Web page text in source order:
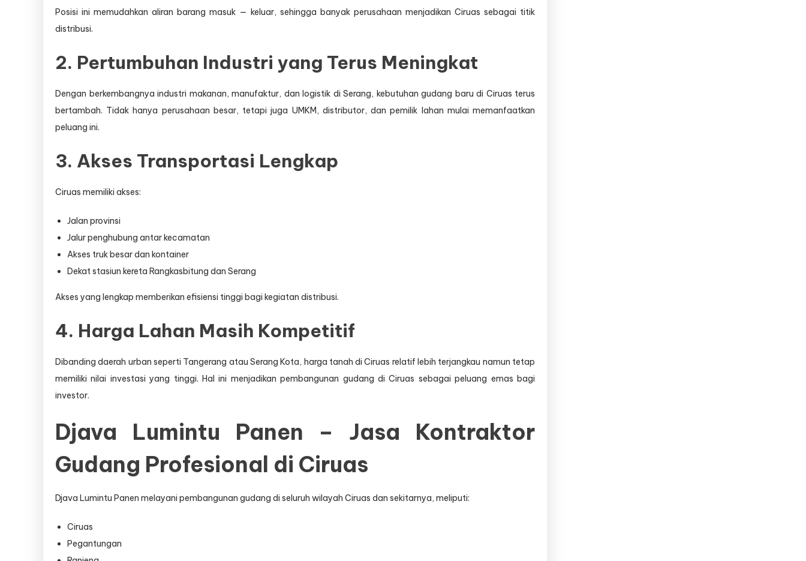
Posisi ini memudahkan aliran barang masuk — keluar, sehingga banyak perusahaan menjadikan Ciruas sebagai titik
distribusi.
2. Pertumbuhan Industri yang Terus Meningkat
Dengan berkembangnya industri makanan, manufaktur, dan logistik di Serang, kebutuhan gudang baru di Ciruas terus
bertambah. Tidak hanya perusahaan besar, tetapi juga UMKM, distributor, dan pemilik lahan mulai memanfaatkan
peluang ini.
3. Akses Transportasi Lengkap
Ciruas memiliki akses:
Jalan provinsi
Jalur penghubung antar kecamatan
Akses truk besar dan kontainer
Dekat stasiun kereta Rangkasbitung dan Serang
Akses yang lengkap memberikan efisiensi tinggi bagi kegiatan distribusi.
4. Harga Lahan Masih Kompetitif
Dibanding daerah urban seperti Tangerang atau Serang Kota, harga tanah di Ciruas relatif lebih terjangkau namun tetap
memiliki nilai investasi yang tinggi. Hal ini menjadikan pembangunan gudang di Ciruas sebagai peluang emas bagi
investor.
Djava Lumintu Panen – Jasa Kontraktor
Gudang Profesional di Ciruas
Djava Lumintu Panen melayani pembangunan gudang di seluruh wilayah Ciruas dan sekitarnya, meliputi:
Ciruas
Pegantungan